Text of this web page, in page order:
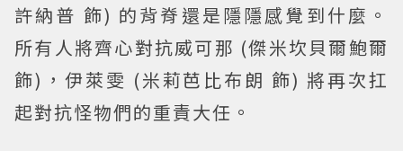
許納普 飾) 的背脊還是隱隱感覺到什麼。
所有人將齊心對抗威可那 (傑米坎貝爾鮑爾
飾)，伊萊雯 (米莉芭比布朗 飾) 將再次扛
起對抗怪物們的重責大任。